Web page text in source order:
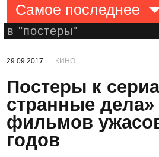
Самое последнее
в "постеры"
29.09.2017 КИНО
Постеры к
странные дела»
фильмов
годов